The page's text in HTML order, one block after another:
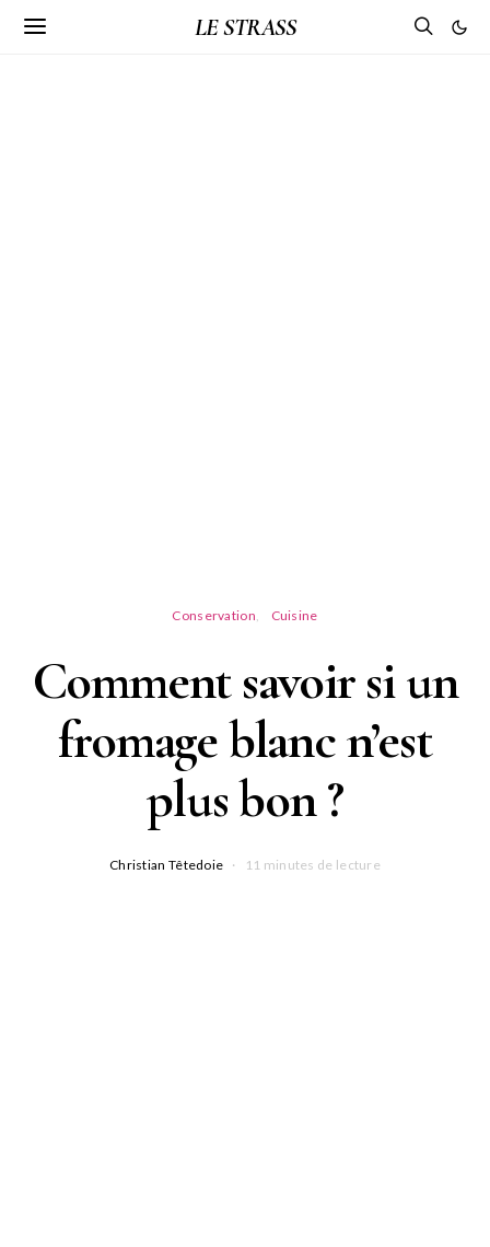
LE STRASS
Conservation Cuisine
Comment savoir si un
fromage blanc n’est
plus bon ?
Christian Têtedoie 11 minutes de lecture